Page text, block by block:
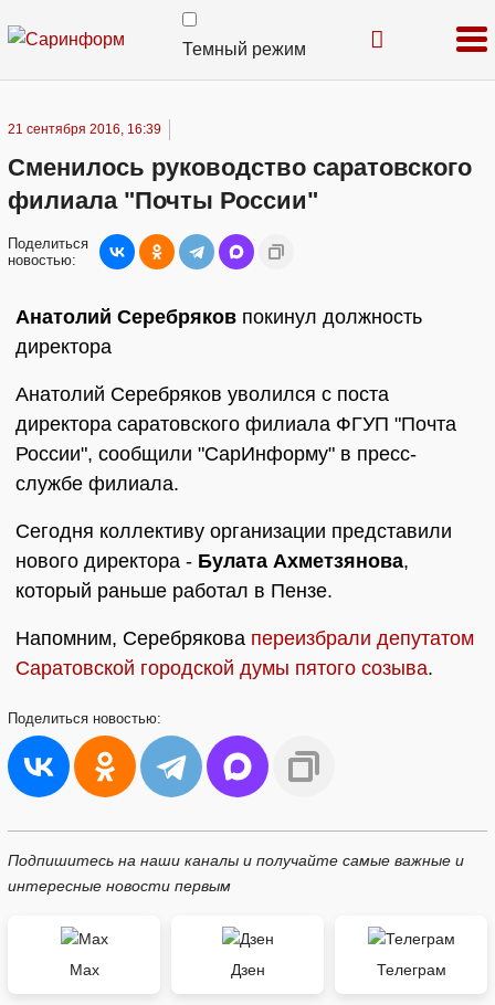
Темный режим
21 сентября 2016, 16:39
Сменилось руководство саратовского
филиала "Почты России"
Поделиться
новостью:
Анатолий Серебряков покинул должность
директора
Анатолий Серебряков уволился с поста
директора саратовского филиала ФГУП "Почта
России", сообщили "СарИнформу" в пресс-
службе филиала.
Сегодня коллективу организации представили
нового директора - Булата Ахметзянова,
который раньше работал в Пензе.
Напомним, Серебрякова переизбрали депутатом
Саратовской городской думы пятого созыва.
Поделиться новостью:
Подпишитесь на наши каналы и получайте самые важные и
интересные новости первым
Max Дзен Телеграм